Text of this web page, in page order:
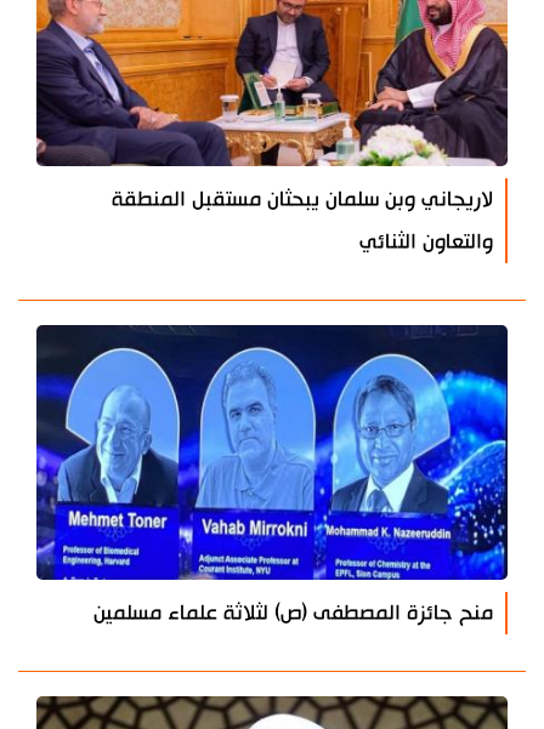
لاريجاني وبن سلمان يبحثان مستقبل المنطقة
والتعاون الثنائي
منح جائزة المصطفى (ص) لثلاثة علماء مسلمين